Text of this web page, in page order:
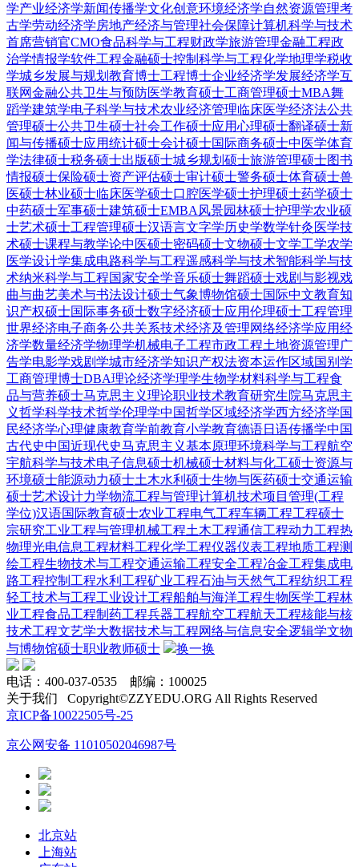
学产业经济学新闻传播学文化创意环境经济学自然资源管理考
古学劳动经济学房地产经济与管理社会保障计算机科学与技术
首席营销官CMO食品科学与工程财政学旅游管理金融工程政
治学情报学软件工程金融硕士控制科学与工程化学地理学税收
学城乡发展与规划 教育博士工程博士企业经济学发展经济学互
联网金融公共卫生与预防医学教育硕士工商管理硕士MBA舞
蹈学建筑学电子科学与技术农业经济管理临床医学经济法公共
管理硕士公共卫生硕士社会工作硕士应用心理硕士翻译硕士新
闻与传播硕士应用统计硕士会计硕士国际商务硕士中医学体育
学法律硕士税务硕士出版硕士城乡规划硕士旅游管理硕士图书
情报硕士保险硕士资产评估硕士审计硕士警务硕士体育硕士兽
医硕士林业硕士临床医学硕士口腔医学硕士护理硕士药学硕士
中药硕士军事硕士建筑硕士EMBA风景园林硕士护理学农业硕
士艺术硕士工程管理硕士汉语言文字学历史学数学针灸 医学技
术硕士课程与教学论中医硕士密码硕士文物硕士文学工学农学
医学设计学集成电路科学与工程遥感科学与技术智能科学与技
术纳米科学与工程国家安全学音乐硕士舞蹈硕士戏剧与影视戏
曲与曲艺美术与书法设计硕士气象博物馆硕士国际中文教育知
识产权硕士国际事务硕士数字经济硕士应用伦理硕士工程管理
世界经济电子商务公共关系技术经济及管理网络经济学应用经
济学数量经济学物理学机械电子工程市政工程土地资源管理广
告学电影学戏剧学城市经济学知识产权法资本运作区域国别学
工商管理博士DBA理论经济学理学生物学材料科学与工程食
品与营养硕士马克思主义理论职业技术教育研究生院马克思主
义哲学科学技术哲学伦理学中国哲学区域经济学西方经济学国
民经济学心理健康教育学前教育小学教育德语日语传播学中国
古代史中国近现代史马克思主义基本原理环境科学与工程航空
宇航科学与技术电子信息硕士机械硕士材料与化工硕士资源与
环境硕士能源动力硕士土木水利硕士生物与医药硕士交通运输
硕士艺术设计力学物流工程与管理计算机技术项目管理(工程
学位)汉语国际教育硕士农业工程电气工程车辆工程工程硕士
宗研究工业工程与管理机械工程土木工程通信工程动力工程热
物理光电信息工程材料工程化学工程仪器仪表工程地质工程测
绘工程生物技术与工程交通运输工程安全工程冶金工程集成电
路工程控制工程水利工程矿业工程石油与天然气工程纺织工程
轻工技术与工程工业设计工程船舶与海洋工程生物医学工程林
业工程食品工程制药工程兵器工程航空工程航天工程核能与核
技术工程文艺学大数据技术与工程网络与信息安全逻辑学文物
与博物馆硕士职业教师硕士 换一换
电话：400-037-0535 邮编：100025
关于我们 Copyright©ZZYEDU.ORG All Rights Reserved
京ICP备10022505号-25
京公网安备 11010502046987号
北京站
上海站